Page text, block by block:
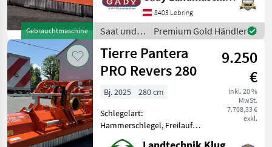
MODELL
Pantera
Revers
300
MARKTPLATZ
Marktplatz Händlerangebote Kleinanzeigen
Gebrauchtmaschine
hydraulisch, rückwärtige
Laufwalze Auf Lager! -
Gelenkwelle Während
unserer Öffnungsz
8403 Lebring
Saat und
Pflege /
Tierre
Premium Gold Händler
Tierre Pantera
PRO Revers 280
9.250
€
inkl. 20 %
MwSt.
7.708,33 €
exkl.
Bj. 2025
280 cm
Schlegelart:
Hammerschlegel, Freilauf:
Freilauf im Getriebe,